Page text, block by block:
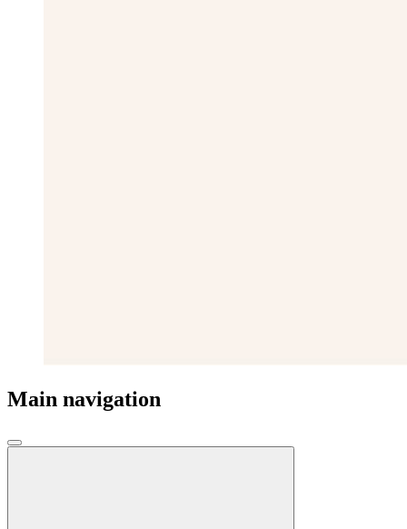
Main navigation